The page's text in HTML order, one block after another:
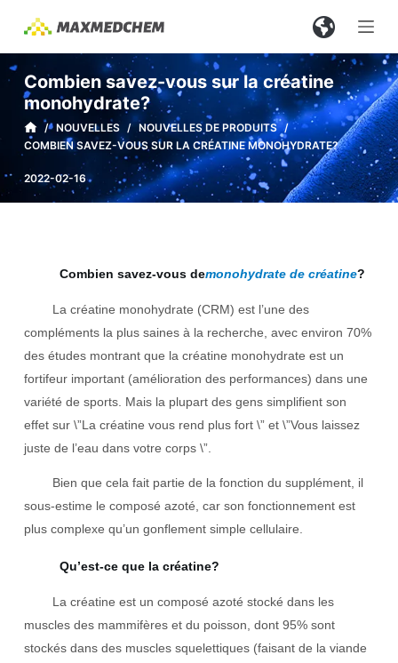
s
e
a
u
c
Combien savez-vous sur la créatine
monohydrate?
/ NOUVELLES / NOUVELLES DE PRODUITS /
COMBIEN SAVEZ-VOUS SUR LA CRÉATINE MONOHYDRATE?
2022-02-16
Combien savez-vous demonohydrate de créatine?
La créatine monohydrate (CRM) est l’une des
compléments la plus saines à la recherche, avec environ 70%
des études montrant que la créatine monohydrate est un
fortifeur important (amélioration des performances) dans une
variété de sports. Mais la plupart des gens simplifient son
effet sur \”La créatine vous rend plus fort \” et \”Vous laissez
juste de l’eau dans votre corps \”.
Bien que cela fait partie de la fonction du supplément, il
sous-estime le composé azoté, car son fonctionnement est
plus complexe qu’un gonflement simple cellulaire.
Qu’est-ce que la créatine?
La créatine est un composé azoté stocké dans les
muscles des mammifères et du poisson, dont 95% sont
stockés dans des muscles squelettiques (faisant de la viande